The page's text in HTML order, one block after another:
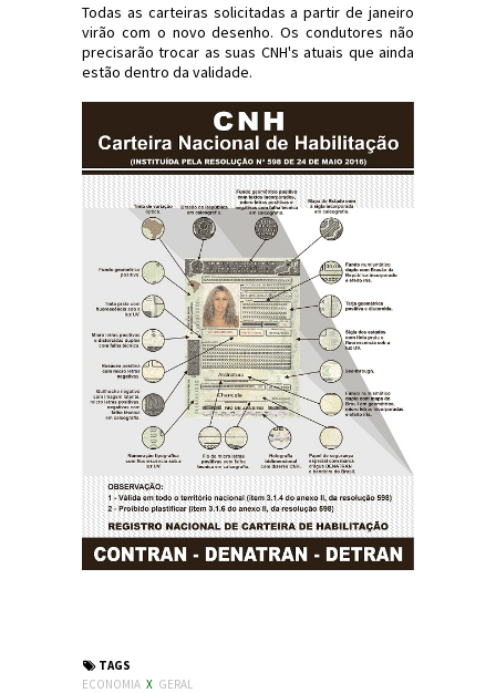
Todas as carteiras solicitadas a partir de janeiro
virão com o novo desenho. Os condutores não
precisarão trocar as suas CNH's atuais que ainda
estão dentro da validade.
TAGS
ECONOMIA X GERAL